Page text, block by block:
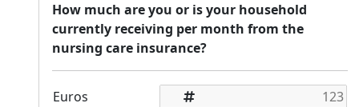
How much are you or is your household
currently receiving per month from the
nursing care insurance?
Euros